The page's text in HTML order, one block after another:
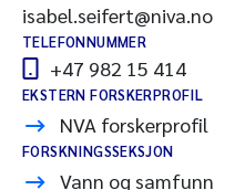
isabel.seifert@niva.no
TELEFONNUMMER
+47 982 15 414
EKSTERN FORSKERPROFIL
NVA forskerprofil
FORSKNINGSSEKSJON
Vann og samfunn